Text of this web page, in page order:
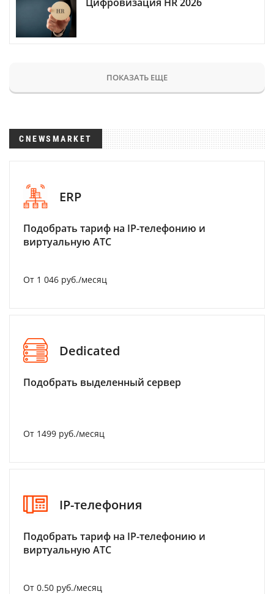
ПОКАЗАТЬ ЕЩЕ
CNEWSMARKET
ERP
Подобрать тариф на IP-телефонию и
виртуальную АТС
От 1 046 руб./месяц
Dedicated
Подобрать выделенный сервер
От 1499 руб./месяц
IP-телефония
Подобрать тариф на IP-телефонию и
виртуальную АТС
От 0.50 руб./месяц